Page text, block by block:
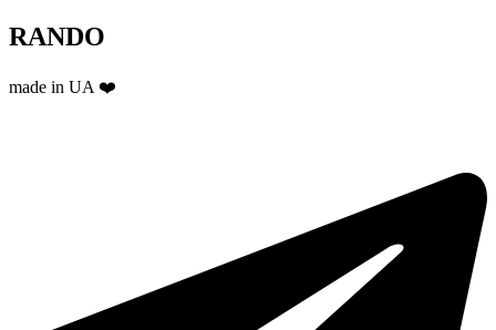
RANDO
made in UA ❤️